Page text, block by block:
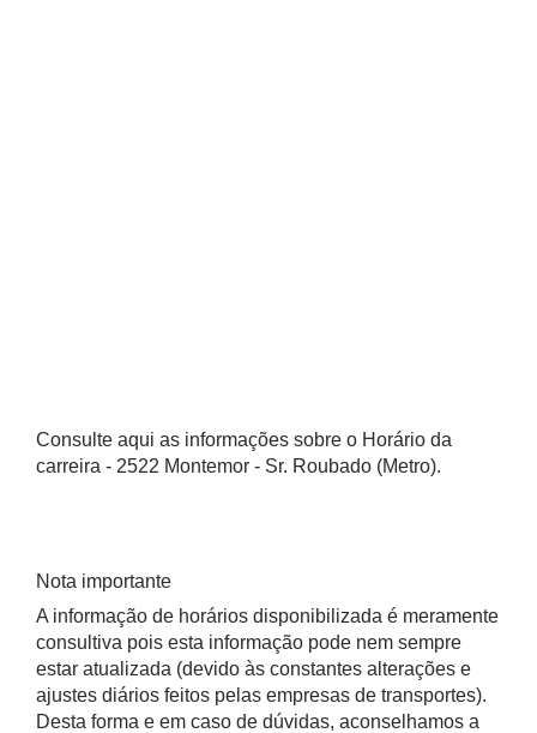
Consulte aqui as informações sobre o Horário da
carreira - 2522 Montemor - Sr. Roubado (Metro).
Nota importante
A informação de horários disponibilizada é meramente
consultiva pois esta informação pode nem sempre
estar atualizada (devido às constantes alterações e
ajustes diários feitos pelas empresas de transportes).
Desta forma e em caso de dúvidas, aconselhamos a